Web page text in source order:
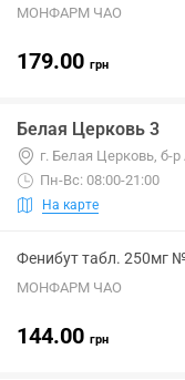
МОНФАРМ ЧАО
179.00 грн
Белая Церковь 3
г. Белая Церковь, б-
Пн-Вс: 08:00-21:00
На карте
Фенибут табл. 250мг
МОНФАРМ ЧАО
144.00 грн